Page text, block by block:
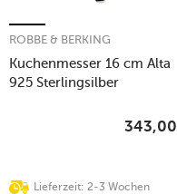
Kuchenmesser 16 cm Alta
925 Sterlingsilber
ROBBE & BERKING
Lieferzeit: 2-3 Wochen
343,00